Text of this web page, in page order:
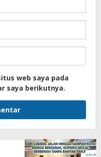
web saya pada
saya berikutnya.